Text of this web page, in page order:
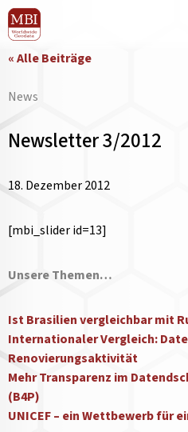
« Alle Beiträge
News
Newsletter 3/2012
18. Dezember 2012
[mbi_slider id=13]
Unsere Themen…
Ist Brasilien vergleichbar mit
Internationaler Vergleich:
Renovierungsaktivität
Mehr Transparenz im
(B4P)
UNICEF – ein Wettbewerb für